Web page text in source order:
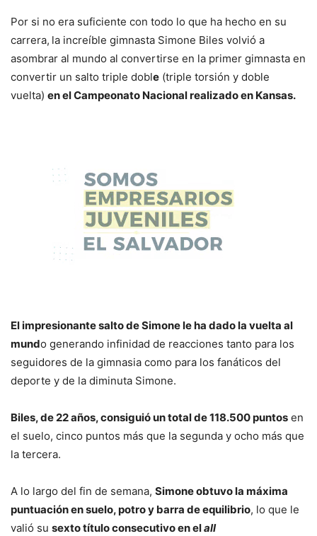
Por si no era suficiente con todo lo que ha hecho en su
carrera, la increíble gimnasta Simone Biles volvió a
asombrar al mundo al convertirse en la primer gimnasta en
convertir un salto triple doble (triple torsión y doble
vuelta) en el Campeonato Nacional realizado en Kansas.
El impresionante salto de Simone le ha dado la vuelta al
mundo generando infinidad de reacciones tanto para los
seguidores de la gimnasia como para los fanáticos del
deporte y de la diminuta Simone.
Biles, de 22 años, consiguió un total de 118.500 puntos en
el suelo, cinco puntos más que la segunda y ocho más que
la tercera.
A lo largo del fin de semana, Simone obtuvo la máxima
puntuación en suelo, potro y barra de equilibrio, lo que le
valió su sexto título consecutivo en elall